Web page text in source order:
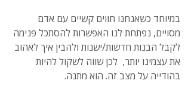
במיוחד כשאנחנו חווים קשיים עם אדם
מסויים, נפתחת לנו האפשרות להסתכל פנימה
לקבל הבנות חדשות/ישנות ולהבין איך לאהוב
את עצמינו יותר,  לכן שווה לשקול להיות
בהודייה על מצב זה. הוא מתנה.